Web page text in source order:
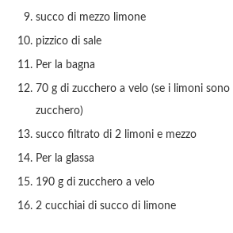
succo di mezzo limone
pizzico di sale
Per la bagna
70 g di zucchero a velo (se i limoni sono
zucchero)
succo filtrato di 2 limoni e mezzo
Per la glassa
190 g di zucchero a velo
2 cucchiai di succo di limone